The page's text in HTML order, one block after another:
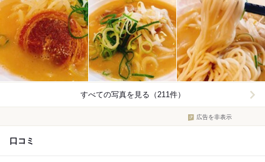
すべての写真を見る（211件）
広告を非表示
口コミ